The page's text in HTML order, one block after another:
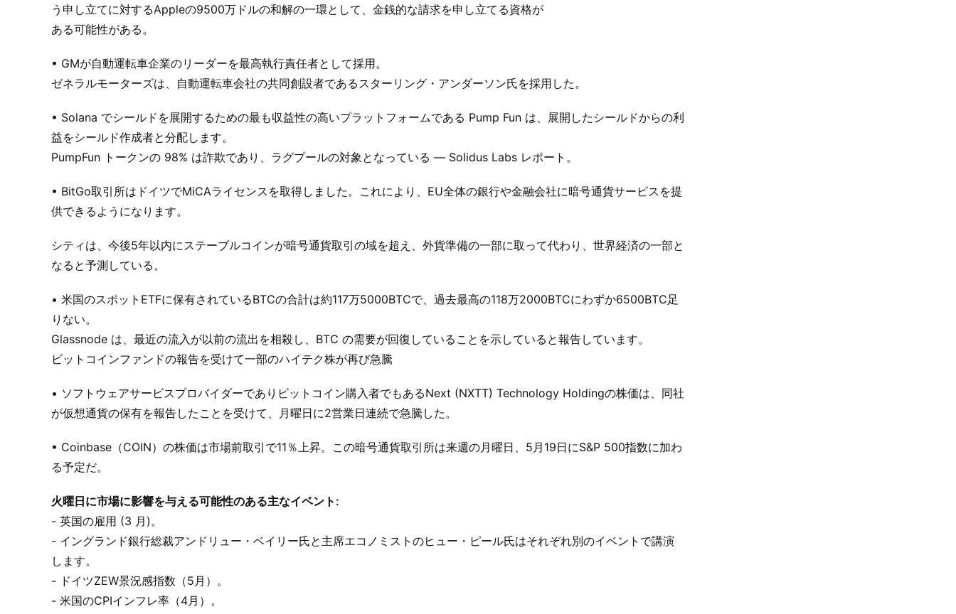
う申し立てに対するAppleの9500万ドルの和解の一環として、金銭的な請求を申し立てる資格が
ある可能性がある。
• GMが自動運転車企業のリーダーを最高執行責任者として採用。
ゼネラルモーターズは、自動運転車会社の共同創設者であるスターリング・アンダーソン氏を採用した。
• Solana でシールドを展開するための最も収益性の高いプラットフォームである Pump Fun は、展開したシールドからの利
益をシールド作成者と分配します。
PumpFun トークンの 98% は詐欺であり、ラグプールの対象となっている — Solidus Labs レポート。
• BitGo取引所はドイツでMiCAライセンスを取得しました。これにより、EU全体の銀行や金融会社に暗号通貨サービスを提
供できるようになります。
シティは、今後5年以内にステーブルコインが暗号通貨取引の域を超え、外貨準備の一部に取って代わり、世界経済の一部と
なると予測している。
• 米国のスポットETFに保有されているBTCの合計は約117万5000BTCで、過去最高の118万2000BTCにわずか6500BTC足
りない。
Glassnode は、最近の流入が以前の流出を相殺し、BTC の需要が回復していることを示していると報告しています。
ビットコインファンドの報告を受けて一部のハイテク株が再び急騰
• ソフトウェアサービスプロバイダーでありビットコイン購入者でもあるNext (NXTT) Technology Holdingの株価は、同社
が仮想通貨の保有を報告したことを受けて、月曜日に2営業日連続で急騰した。
• Coinbase（COIN）の株価は市場前取引で11％上昇。この暗号通貨取引所は来週の月曜日、5月19日にS&P 500指数に加わ
る予定だ。
火曜日に市場に影響を与える可能性のある主なイベント:
- 英国の雇用 (3 月)。
- イングランド銀行総裁アンドリュー・ベイリー氏と主席エコノミストのヒュー・ピール氏はそれぞれ別のイベントで講演
します。
- ドイツZEW景況感指数（5月）。
- 米国のCPIインフレ率（4月）。